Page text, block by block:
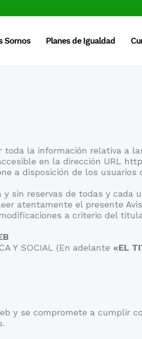
Somos Planes de Igualdad
toda la información relativa a
en la dirección URL
a disposición de los
sin reservas de todas y cada
atentamente el presente
a criterio del
Y SOCIAL (En adelante «EL
y se compromete a cumplir